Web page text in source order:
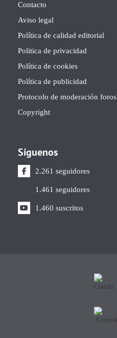
Contacto
Aviso legal
Política de calidad editorial
Politica de privacidad
Política de cookies
Política de publicidad
Protocolo de moderación foros
Copyright
Síguenos
2.261 seguidores
1.461 seguidores
1.460 suscritos